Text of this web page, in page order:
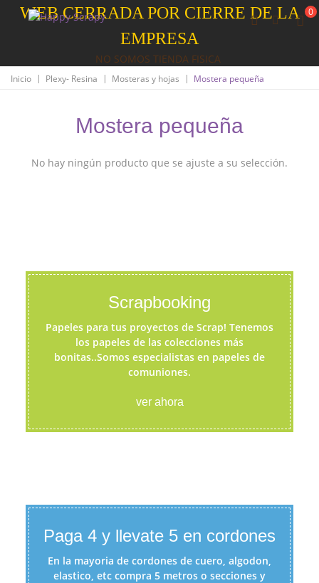
WEB CERRADA POR CIERRE DE LA
EMPRESA
NO SOMOS TIENDA FISICA
0
Inicio | Plexy- Resina | Mosteras y hojas | Mostera pequeña
Mostera pequeña
No hay ningún producto que se ajuste a su selección.
Scrapbooking
Papeles para tus proyectos de Scrap! Tenemos
los papeles de las colecciones más
bonitas..Somos especialistas en papeles de
comuniones.
ver ahora
Paga 4 y llevate 5 en cordones
En la mayoria de cordones de cuero, algodon,
elastico, etc compra 5 metros o secciones y